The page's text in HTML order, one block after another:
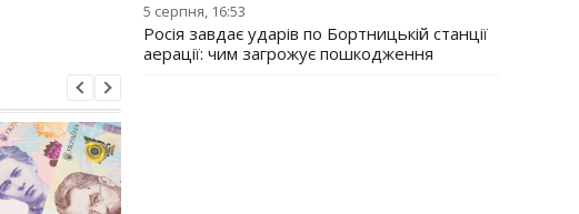
5 серпня, 16:53
Росія завдає ударів по Бортницькій станції
аерації: чим загрожує пошкодження